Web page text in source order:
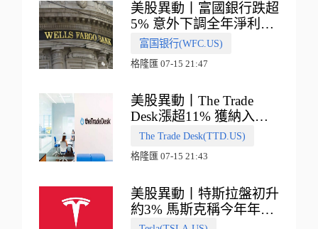
美股異動丨富國銀行跌超
5% 意外下調全年淨利息
收入指引
富国银行(WFC.US)
格隆匯 07-15 21:47
美股異動丨The Trade
Desk漲超11% 獲納入標
普500指數
The Trade Desk(TTD.US)
格隆匯 07-15 21:43
美股異動丨特斯拉盤初升
約3% 馬斯克稱今年年底
會有‘史詩級震撼’的演示